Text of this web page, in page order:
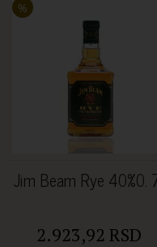
Jim Beam Rye 40%0.
2.923,92 RSD
%